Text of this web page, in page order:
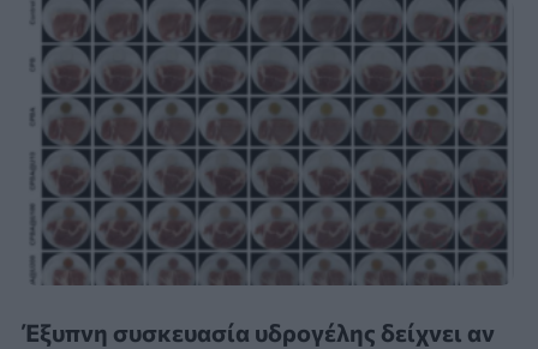
Έξυπνη συσκευασία υδρογέλης δείχνει αν